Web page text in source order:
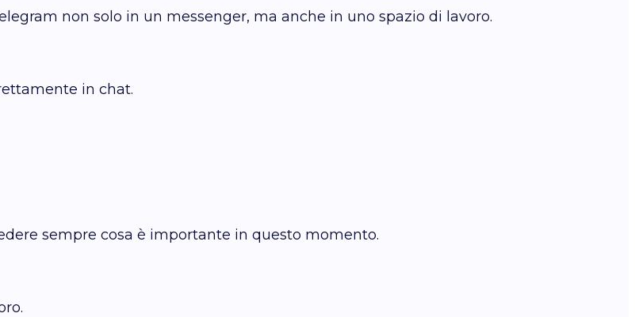
non solo in un messenger, ma anche in uno spazio di lavoro.
in chat.
sempre cosa è importante in questo momento.